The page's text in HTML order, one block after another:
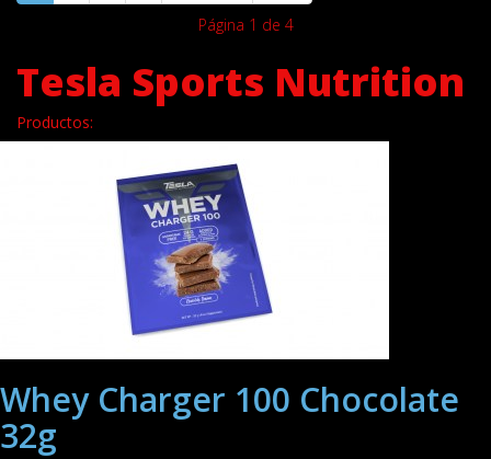
Página 1 de 4
Tesla Sports Nutrition
Productos:
Whey Charger 100 Chocolate
32g